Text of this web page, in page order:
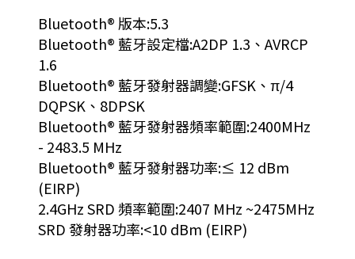
Bluetooth® 版本:5.3
Bluetooth® 藍牙設定檔:A2DP 1.3、AVRCP
1.6
Bluetooth® 藍牙發射器調變:GFSK、π/4
DQPSK、8DPSK
Bluetooth® 藍牙發射器頻率範圍:2400MHz
- 2483.5 MHz
Bluetooth® 藍牙發射器功率:≤ 12 dBm
(EIRP)
2.4GHz SRD 頻率範圍:2407 MHz ~2475MHz
SRD 發射器功率:<10 dBm (EIRP)